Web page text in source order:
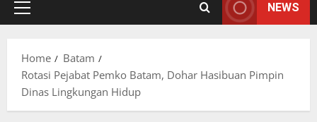
Primary
NEWS
Home
Batam
Rotasi Pejabat Pemko Batam, Dohar Hasibuan Pimpin
Dinas Lingkungan Hidup